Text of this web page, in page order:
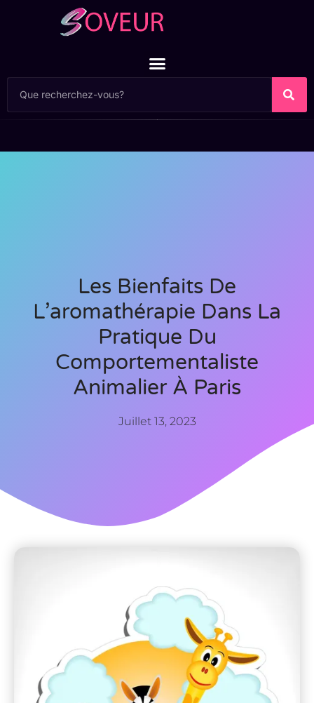
Les Bienfaits De
L’aromathérapie Dans La
Pratique Du
Comportementaliste
Animalier À Paris
Juillet 13, 2023